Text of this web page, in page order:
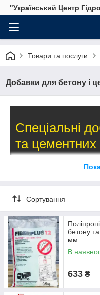
"Український Центр
Товари та послуги
Добавки для бетону і
Спеціальні
та цементних
Пластифікатори,
багато іншого
Всі добавки в наявності,
підтвердження
Залежно від обсягу
Дивитися всі
Сортування
бетону
мм
В
633 ₴